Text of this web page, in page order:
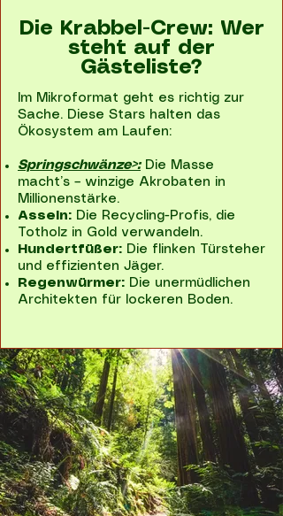
Die Krabbel-Crew: Wer
steht auf der
Gästeliste?
Im Mikroformat geht es richtig zur
Sache. Diese Stars halten das
Ökosystem am Laufen:
Springschwänze>:Die Masse
macht’s – winzige Akrobaten in
Millionenstärke.
Asseln: Die Recycling-Profis, die
Totholz in Gold verwandeln.
Hundertfüßer: Die flinken Türsteher
und effizienten Jäger.
Regenwürmer: Die unermüdlichen
Architekten für lockeren Boden.